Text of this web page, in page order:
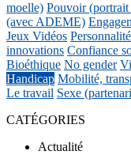
moelle) Pouvoir
(avec ADEME)
Jeux Vidéos
innovations Confiance
Bioéthique No gender
Handicap Mobilité,
Le travail Sexe
CATÉGORIES
Actualité